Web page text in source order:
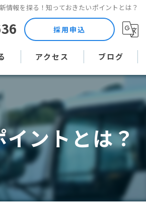
情報を探る！知っておきたいポイントとは？
採用申込
アクセス ブログ
コラム
ントとは？